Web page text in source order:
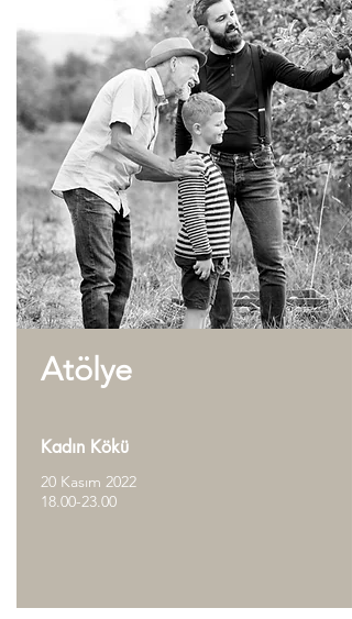
Atölye
Kadın Kökü
20 Kasım 2022
18.00-23.00